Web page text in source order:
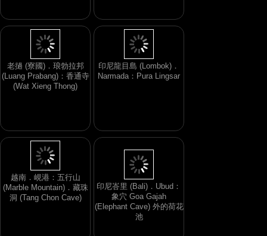
老撾 (寮國)．琅勃拉邦
(Luang Prabang)：香通寺
(Wat Xieng Thong)
印尼龍目島 (Lombok)．
Narmada：Pura Lingsar
越南．峴港：五行山
(Marble Mountain)．藏珠
洞 (Tang Chon Cave)
印尼峇里 (Bali)．Ubud：
象穴 Goa Gajah
(Elephant Cave) 外的荷花
池